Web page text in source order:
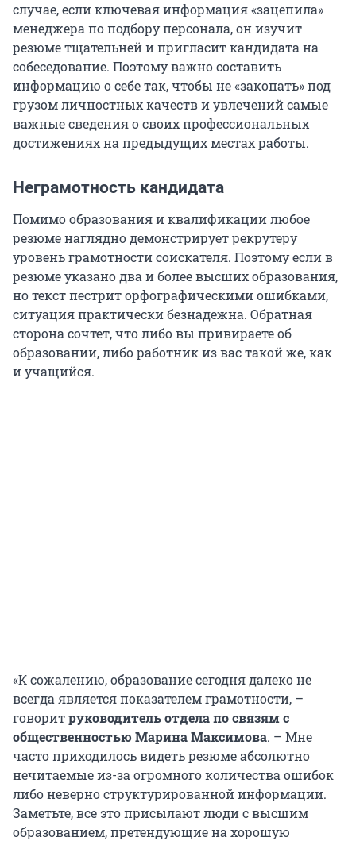
случае, если ключевая информация «зацепила»
менеджера по подбору персонала, он изучит
резюме тщательней и пригласит кандидата на
собеседование. Поэтому важно составить
информацию о себе так, чтобы не «закопать» под
грузом личностных качеств и увлечений самые
важные сведения о своих профессиональных
достижениях на предыдущих местах работы.
Неграмотность кандидата
Помимо образования и квалификации любое
резюме наглядно демонстрирует рекрутеру
уровень грамотности соискателя. Поэтому если в
резюме указано два и более высших образования,
но текст пестрит орфографическими ошибками,
ситуация практически безнадежна. Обратная
сторона сочтет, что либо вы привираете об
образовании, либо работник из вас такой же, как
и учащийся.
«К сожалению, образование сегодня далеко не
всегда является показателем грамотности, –
говоритруководитель отдела по связям с
общественностью Марина Максимова. – Мне
часто приходилось видеть резюме абсолютно
нечитаемые из-за огромного количества ошибок
либо неверно структурированной информации.
Заметьте, все это присылают люди с высшим
образованием, претендующие на хорошую